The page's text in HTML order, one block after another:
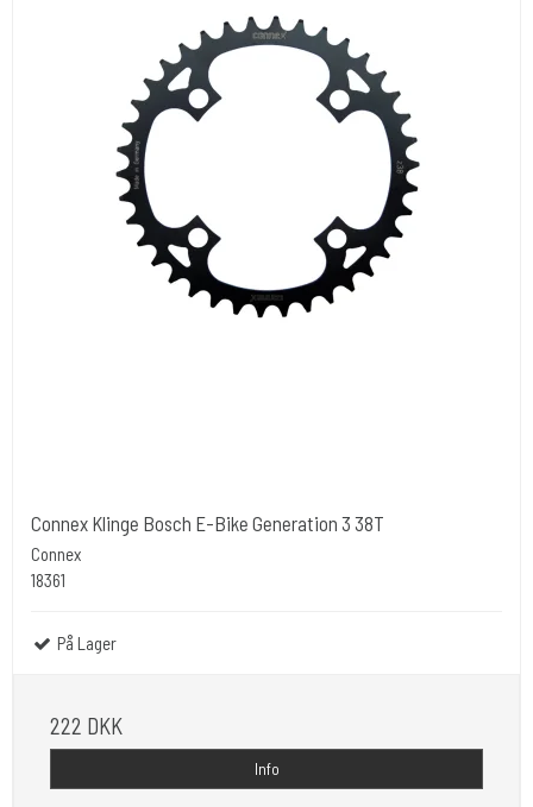
Connex Klinge Bosch E-Bike Generation 3 38T
Connex
18361
På Lager
222 DKK
Info